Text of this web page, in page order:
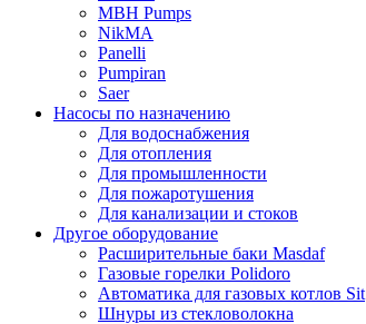
MBH Pumps
NikMA
Panelli
Pumpiran
Saer
Насосы по назначению
Для водоснабжения
Для отопления
Для промышленности
Для пожаротушения
Для канализации и стоков
Другое оборудование
Расширительные баки Masdaf
Газовые горелки Polidoro
Автоматика для газовых котлов Sit
Шнуры из стекловолокна